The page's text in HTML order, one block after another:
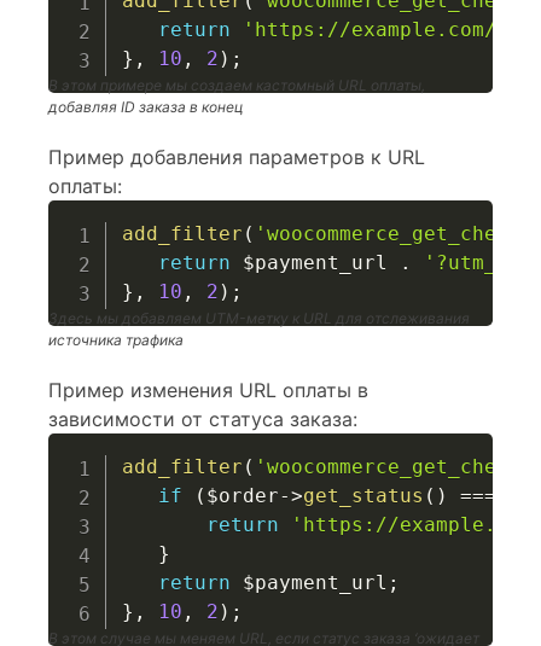
return
'https://example.com/
} , 10 , 2 ) ;
В этом примере мы создаем кастомный URL оплаты,
добавляя ID заказа в конец
Пример добавления параметров к URL
оплаты:
add_filter (
return
$payment_url .
} , 10 , 2 ) ;
Здесь мы добавляем UTM-метку к URL для отслеживания
источника трафика
Пример изменения URL оплаты в
зависимости от статуса заказа:
add_filter (
if
( $order->get_status ( ) ===
return
'https://
}
return
$payment_url ;
} , 10 , 2 ) ;
В этом случае мы меняем URL, если статус заказа ‘ожидает